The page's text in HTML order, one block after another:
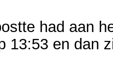
had aan
13:53 en dan